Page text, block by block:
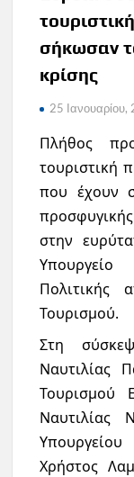
σήκωσαν
κρίσης
25 Ιανουαρίου,
Πλήθος
τουριστική
που έχουν
στην
Πολιτικής
Τουρισμού.
Στη
Ναυτιλίας
Τουρισμού
Ναυτιλίας
Υπουργείου
Χρήστος